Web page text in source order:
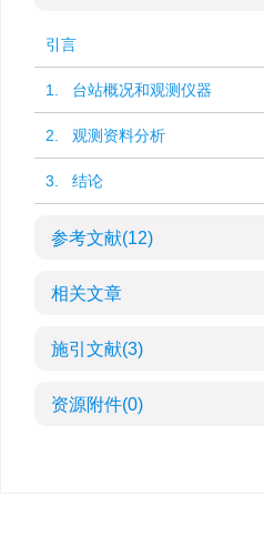
引言
1. 台站概况和观测仪器
2. 观测资料分析
3. 结论
参考文献(12)
相关文章
施引文献(3)
资源附件(0)